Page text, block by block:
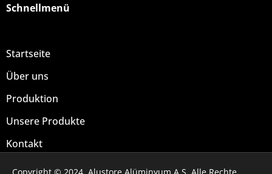
Schnellmenü
Startseite
Über uns
Produktion
Unsere Produkte
Kontakt